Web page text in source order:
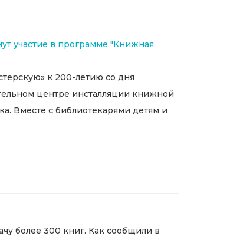
участие в программе "Книжная
к 200-летию со дня
центре инсталляции книжной
Вместе с библиотекарями детям и
более 300 книг. Как сообщили в